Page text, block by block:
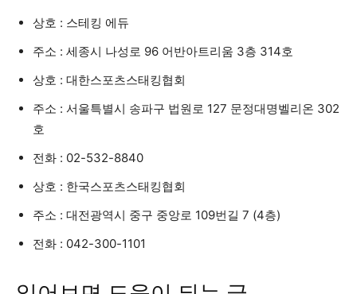
상호 : 스테킹 에듀
주소 : 세종시 나성로 96 어반아트리움 3층 314호
상호 : 대한스포츠스태킹협회
주소 : 서울특별시 송파구 법원로 127 문정대명벨리온 302
호
전화 : 02-532-8840
상호 : 한국스포츠스태킹협회
주소 : 대전광역시 중구 중앙로 109번길 7 (4층)
전화 : 042-300-1101